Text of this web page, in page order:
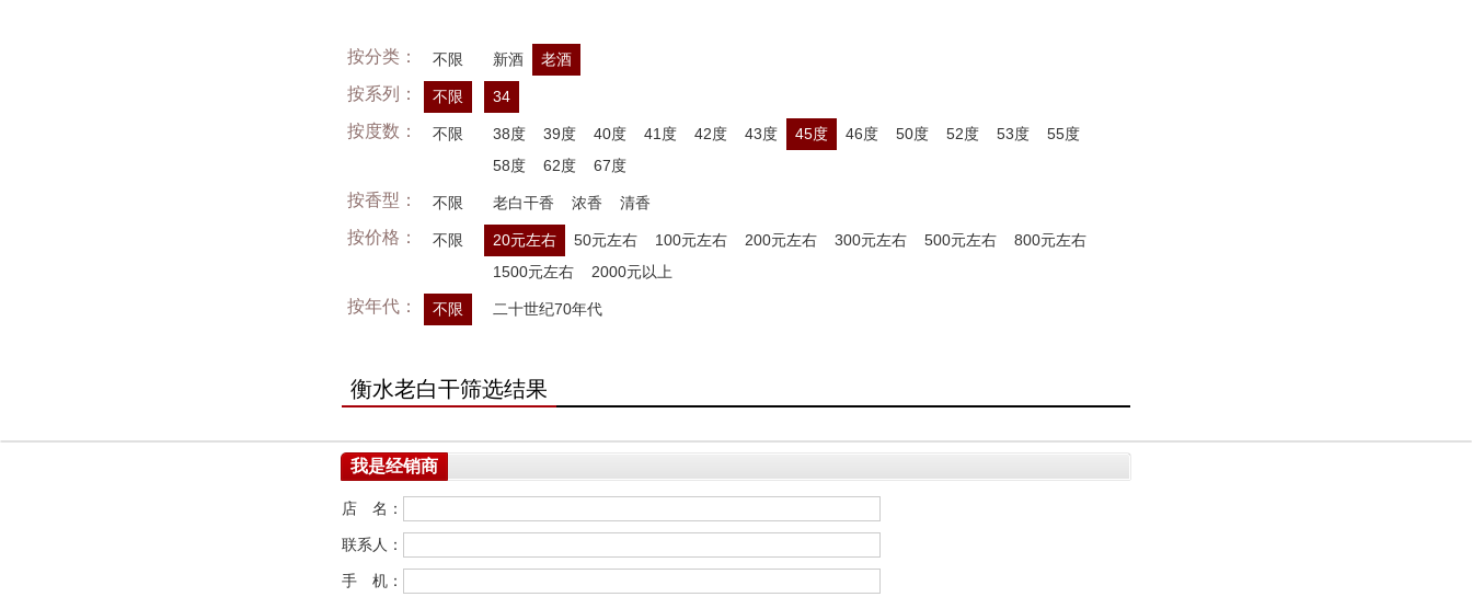
按分类： 不限 新酒 老酒
按系列： 不限 34
按度数： 不限 38度 39度 40度 41度 42度 43度 45度 46度 50度 52度 53度
55度
58度
62度 67度
按香型： 不限 老白干香 浓香 清香
按价格： 不限 20元左右 50元左右 100元左右 200元左右 300元左右 500元左右
800元左右
1500元左右
2000元以上
按年代： 不限 二十世纪70年代
衡水老白干筛选结果
我是经销商
店 名：
联系人：
手 机：